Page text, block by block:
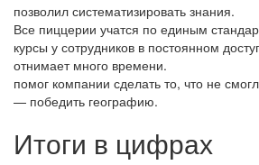
позволил систематизировать знания.
Все пиццерии учатся по единым
курсы у сотрудников в постоянном
отнимает много времени.
помог компании сделать то, что не
— победить географию.
Итоги в цифрах